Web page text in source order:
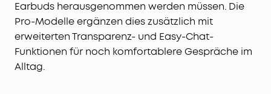
Earbuds herausgenommen werden müssen. Die
Pro-Modelle ergänzen dies zusätzlich mit
erweiterten Transparenz- und Easy-Chat-
Funktionen für noch komfortablere Gespräche im
Alltag.